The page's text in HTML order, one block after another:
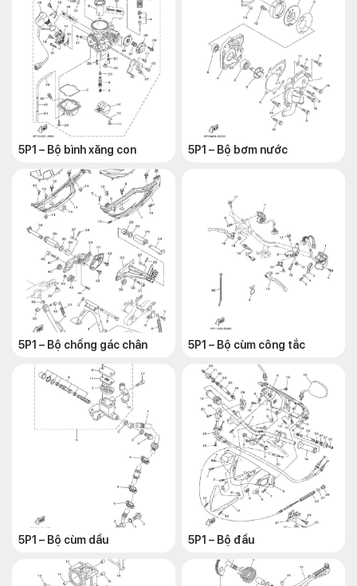
5P1 – Bộ bình xăng con 5P1 – Bộ bơm nước
5P1 – Bộ chống gác chân 5P1 – Bộ cùm công tắc
5P1 – Bộ cùm dầu 5P1 – Bộ đầu